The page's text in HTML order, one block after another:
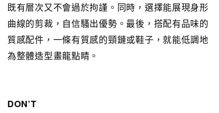
既有層次又不會過於拘謹。同時，選擇能展現身形
曲線的剪裁，自信騷出優勢。最後，搭配有品味的
質感配件，一條有質感的頸鏈或鞋子，就能低調地
為整體造型畫龍點睛。
DON’T